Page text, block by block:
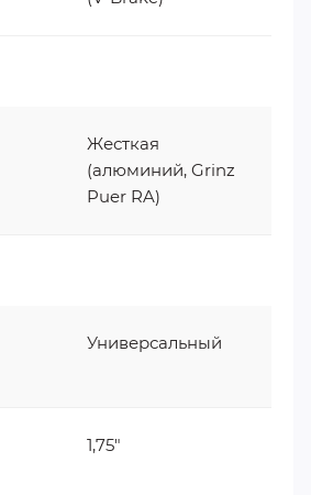
Жесткая
(алюминий, Grinz
Puer RA)
Универсальный
1,75"